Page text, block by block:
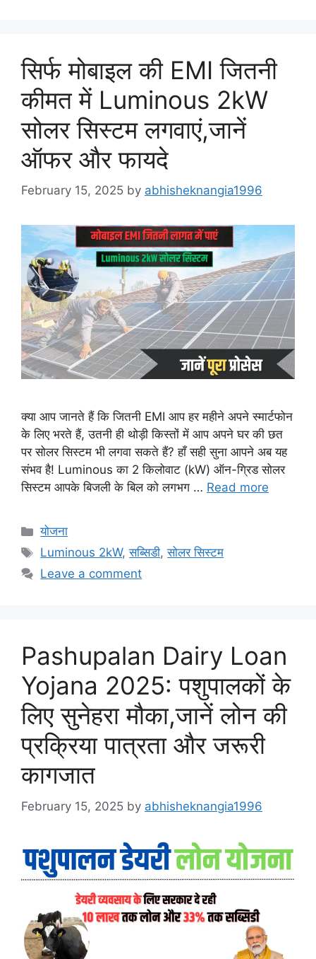
सिर्फ मोबाइल की EMI जितनी
कीमत में Luminous 2kW
सोलर सिस्टम लगवाएं,जानें
ऑफर और फायदे
February 15, 2025 by abhisheknangia1996
क्या आप जानते हैं कि जितनी EMI आप हर महीने अपने स्मार्टफोन
के लिए भरते हैं, उतनी ही थोड़ी किस्तों में आप अपने घर की छत
पर सोलर सिस्टम भी लगवा सकते हैं? हाँ सही सुना आपने अब यह
संभव है! Luminous का 2 किलोवाट (kW) ऑन-ग्रिड सोलर
सिस्टम आपके बिजली के बिल को लगभग … Read more
Categories
योजना
Tags
Luminous 2kW,सब्सिडी,सोलर सिस्टम
Leave a comment
Pashupalan Dairy Loan
Yojana 2025: पशुपालकों के
लिए सुनेहरा मौका,जानें लोन की
प्रक्रिया पात्रता और जरूरी
कागजात
February 15, 2025 by abhisheknangia1996